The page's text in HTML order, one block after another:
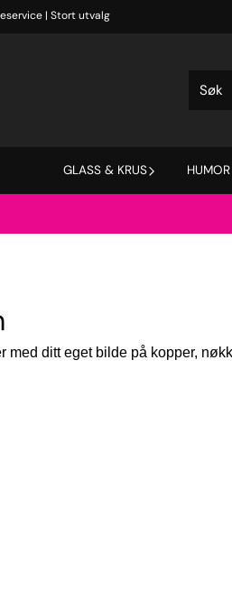
| Stort utvalg
GLASS & KRUS HUMOR
med ditt eget bilde på kopper,